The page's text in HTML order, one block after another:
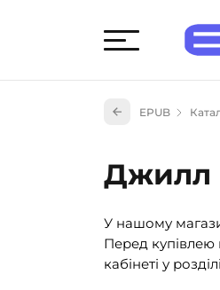
EPUB
Джилл
У нашому
Перед купівлею
кабінеті у